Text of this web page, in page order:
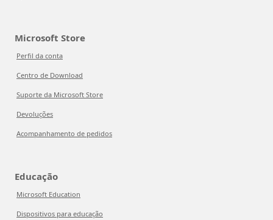
Microsoft Store
Perfil da conta
Centro de Download
Suporte da Microsoft Store
Devoluções
Acompanhamento de pedidos
Educação
Microsoft Education
Dispositivos para educação